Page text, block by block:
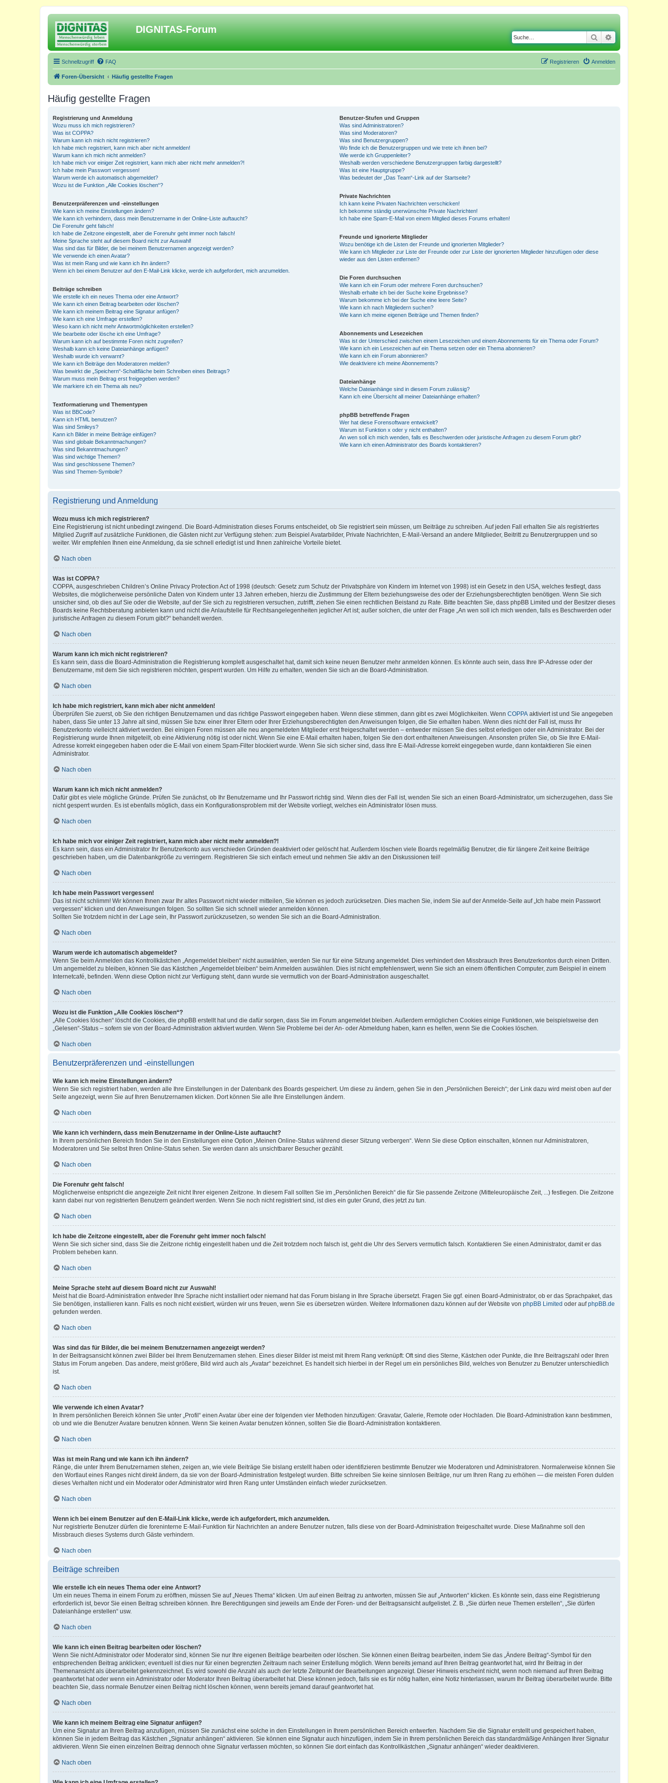
DIGNITAS-Forum
Suche
Schnellzugriff FAQ Anmelden
Registrieren
Foren-Übersicht Häufig gestellte Fragen
Häufig gestellte Fragen
Registrierung und Anmeldung
Wozu muss ich mich registrieren?
Was ist COPPA?
Warum kann ich mich nicht registrieren?
Ich habe mich registriert, kann mich aber nicht anmelden!
Warum kann ich mich nicht anmelden?
Ich habe mich vor einiger Zeit registriert, kann mich aber nicht mehr anmelden?!
Ich habe mein Passwort vergessen!
Warum werde ich automatisch abgemeldet?
Wozu ist die Funktion „Alle Cookies löschen“?
Benutzerpräferenzen und -einstellungen
Wie kann ich meine Einstellungen ändern?
Wie kann ich verhindern, dass mein Benutzername in der Online-Liste auftaucht?
Die Forenuhr geht falsch!
Ich habe die Zeitzone eingestellt, aber die Forenuhr geht immer noch falsch!
Meine Sprache steht auf diesem Board nicht zur Auswahl!
Was sind das für Bilder, die bei meinem Benutzernamen angezeigt werden?
Wie verwende ich einen Avatar?
Was ist mein Rang und wie kann ich ihn ändern?
Wenn ich bei einem Benutzer auf den E-Mail-Link klicke, werde ich aufgefordert, mich anzumelden.
Beiträge schreiben
Wie erstelle ich ein neues Thema oder eine Antwort?
Wie kann ich einen Beitrag bearbeiten oder löschen?
Wie kann ich meinem Beitrag eine Signatur anfügen?
Wie kann ich eine Umfrage erstellen?
Wieso kann ich nicht mehr Antwortmöglichkeiten erstellen?
Wie bearbeite oder lösche ich eine Umfrage?
Warum kann ich auf bestimmte Foren nicht zugreifen?
Weshalb kann ich keine Dateianhänge anfügen?
Weshalb wurde ich verwarnt?
Wie kann ich Beiträge den Moderatoren melden?
Was bewirkt die „Speichern“-Schaltfläche beim Schreiben eines Beitrags?
Warum muss mein Beitrag erst freigegeben werden?
Wie markiere ich ein Thema als neu?
Textformatierung und Thementypen
Was ist BBCode?
Kann ich HTML benutzen?
Was sind Smileys?
Kann ich Bilder in meine Beiträge einfügen?
Was sind globale Bekanntmachungen?
Was sind Bekanntmachungen?
Was sind wichtige Themen?
Was sind geschlossene Themen?
Was sind Themen-Symbole?
Benutzer-Stufen und Gruppen
Was sind Administratoren?
Was sind Moderatoren?
Was sind Benutzergruppen?
Wo finde ich die Benutzergruppen und wie trete ich ihnen bei?
Wie werde ich Gruppenleiter?
Weshalb werden verschiedene Benutzergruppen farbig dargestellt?
Was ist eine Hauptgruppe?
Was bedeutet der „Das Team“-Link auf der Startseite?
Private Nachrichten
Ich kann keine Privaten Nachrichten verschicken!
Ich bekomme ständig unerwünschte Private Nachrichten!
Ich habe eine Spam-E-Mail von einem Mitglied dieses Forums erhalten!
Freunde und ignorierte Mitglieder
Wozu benötige ich die Listen der Freunde und ignorierten Mitglieder?
Wie kann ich Mitglieder zur Liste der Freunde oder zur Liste der ignorierten Mitglieder hinzufügen oder diese
wieder aus den Listen entfernen?
Die Foren durchsuchen
Wie kann ich ein Forum oder mehrere Foren durchsuchen?
Weshalb erhalte ich bei der Suche keine Ergebnisse?
Warum bekomme ich bei der Suche eine leere Seite?
Wie kann ich nach Mitgliedern suchen?
Wie kann ich meine eigenen Beiträge und Themen finden?
Abonnements und Lesezeichen
Was ist der Unterschied zwischen einem Lesezeichen und einem Abonnements für ein Thema oder Forum?
Wie kann ich ein Lesezeichen auf ein Thema setzen oder ein Thema abonnieren?
Wie kann ich ein Forum abonnieren?
Wie deaktiviere ich meine Abonnements?
Dateianhänge
Welche Dateianhänge sind in diesem Forum zulässig?
Kann ich eine Übersicht all meiner Dateianhänge erhalten?
phpBB betreffende Fragen
Wer hat diese Forensoftware entwickelt?
Warum ist Funktion x oder y nicht enthalten?
An wen soll ich mich wenden, falls es Beschwerden oder juristische Anfragen zu diesem Forum gibt?
Wie kann ich einen Administrator des Boards kontaktieren?
Registrierung und Anmeldung
Wozu muss ich mich registrieren?
Eine Registrierung ist nicht unbedingt zwingend. Die Board-Administration dieses Forums entscheidet, ob Sie registriert sein müssen, um Beiträge zu schreiben. Auf jeden Fall erhalten Sie als registriertes
Mitglied Zugriff auf zusätzliche Funktionen, die Gästen nicht zur Verfügung stehen: zum Beispiel Avatarbilder, Private Nachrichten, E-Mail-Versand an andere Mitglieder, Beitritt zu Benutzergruppen und so
weiter. Wir empfehlen Ihnen eine Anmeldung, da sie schnell erledigt ist und Ihnen zahlreiche Vorteile bietet.
Nach oben
Was ist COPPA?
COPPA, ausgeschrieben Children’s Online Privacy Protection Act of 1998 (deutsch: Gesetz zum Schutz der Privatsphäre von Kindern im Internet von 1998) ist ein Gesetz in den USA, welches festlegt, dass
Websites, die möglicherweise persönliche Daten von Kindern unter 13 Jahren erheben, hierzu die Zustimmung der Eltern beziehungsweise des oder der Erziehungsberechtigten benötigen. Wenn Sie sich
unsicher sind, ob dies auf Sie oder die Website, auf der Sie sich zu registrieren versuchen, zutrifft, ziehen Sie einen rechtlichen Beistand zu Rate. Bitte beachten Sie, dass phpBB Limited und der Besitzer dieses
Boards keine Rechtsberatung anbieten kann und nicht die Anlaufstelle für Rechtsangelegenheiten jeglicher Art ist; außer solchen, die unter der Frage „An wen soll ich mich wenden, falls es Beschwerden oder
juristische Anfragen zu diesem Forum gibt?“ behandelt werden.
Nach oben
Warum kann ich mich nicht registrieren?
Es kann sein, dass die Board-Administration die Registrierung komplett ausgeschaltet hat, damit sich keine neuen Benutzer mehr anmelden können. Es könnte auch sein, dass Ihre IP-Adresse oder der
Benutzername, mit dem Sie sich registrieren möchten, gesperrt wurden. Um Hilfe zu erhalten, wenden Sie sich an die Board-Administration.
Nach oben
Ich habe mich registriert, kann mich aber nicht anmelden!
Überprüfen Sie zuerst, ob Sie den richtigen Benutzernamen und das richtige Passwort eingegeben haben. Wenn diese stimmen, dann gibt es zwei Möglichkeiten. Wenn COPPA aktiviert ist und Sie angegeben
haben, dass Sie unter 13 Jahre alt sind, müssen Sie bzw. einer Ihrer Eltern oder Ihrer Erziehungsberechtigten den Anweisungen folgen, die Sie erhalten haben. Wenn dies nicht der Fall ist, muss Ihr
Benutzerkonto vielleicht aktiviert werden. Bei einigen Foren müssen alle neu angemeldeten Mitglieder erst freigeschaltet werden – entweder müssen Sie dies selbst erledigen oder ein Administrator. Bei der
Registrierung wurde Ihnen mitgeteilt, ob eine Aktivierung nötig ist oder nicht. Wenn Sie eine E-Mail erhalten haben, folgen Sie den dort enthaltenen Anweisungen. Ansonsten prüfen Sie, ob Sie Ihre E-Mail-
Adresse korrekt eingegeben haben oder die E-Mail von einem Spam-Filter blockiert wurde. Wenn Sie sich sicher sind, dass Ihre E-Mail-Adresse korrekt eingegeben wurde, dann kontaktieren Sie einen
Administrator.
Nach oben
Warum kann ich mich nicht anmelden?
Dafür gibt es viele mögliche Gründe. Prüfen Sie zunächst, ob Ihr Benutzername und Ihr Passwort richtig sind. Wenn dies der Fall ist, wenden Sie sich an einen Board-Administrator, um sicherzugehen, dass Sie
nicht gesperrt wurden. Es ist ebenfalls möglich, dass ein Konfigurationsproblem mit der Website vorliegt, welches ein Administrator lösen muss.
Nach oben
Ich habe mich vor einiger Zeit registriert, kann mich aber nicht mehr anmelden?!
Es kann sein, dass ein Administrator Ihr Benutzerkonto aus verschieden Gründen deaktiviert oder gelöscht hat. Außerdem löschen viele Boards regelmäßig Benutzer, die für längere Zeit keine Beiträge
geschrieben haben, um die Datenbankgröße zu verringern. Registrieren Sie sich einfach erneut und nehmen Sie aktiv an den Diskussionen teil!
Nach oben
Ich habe mein Passwort vergessen!
Das ist nicht schlimm! Wir können Ihnen zwar Ihr altes Passwort nicht wieder mitteilen, Sie können es jedoch zurücksetzen. Dies machen Sie, indem Sie auf der Anmelde-Seite auf „Ich habe mein Passwort
vergessen“ klicken und den Anweisungen folgen. So sollten Sie sich schnell wieder anmelden können.
Sollten Sie trotzdem nicht in der Lage sein, Ihr Passwort zurückzusetzen, so wenden Sie sich an die Board-Administration.
Nach oben
Warum werde ich automatisch abgemeldet?
Wenn Sie beim Anmelden das Kontrollkästchen „Angemeldet bleiben“ nicht auswählen, werden Sie nur für eine Sitzung angemeldet. Dies verhindert den Missbrauch Ihres Benutzerkontos durch einen Dritten.
Um angemeldet zu bleiben, können Sie das Kästchen „Angemeldet bleiben“ beim Anmelden auswählen. Dies ist nicht empfehlenswert, wenn Sie sich an einem öffentlichen Computer, zum Beispiel in einem
Internetcafé, befinden. Wenn diese Option nicht zur Verfügung steht, dann wurde sie vermutlich von der Board-Administration ausgeschaltet.
Nach oben
Wozu ist die Funktion „Alle Cookies löschen“?
„Alle Cookies löschen“ löscht die Cookies, die phpBB erstellt hat und die dafür sorgen, dass Sie im Forum angemeldet bleiben. Außerdem ermöglichen Cookies einige Funktionen, wie beispielsweise den
„Gelesen“-Status – sofern sie von der Board-Administration aktiviert wurden. Wenn Sie Probleme bei der An- oder Abmeldung haben, kann es helfen, wenn Sie die Cookies löschen.
Nach oben
Benutzerpräferenzen und -einstellungen
Wie kann ich meine Einstellungen ändern?
Wenn Sie sich registriert haben, werden alle Ihre Einstellungen in der Datenbank des Boards gespeichert. Um diese zu ändern, gehen Sie in den „Persönlichen Bereich“; der Link dazu wird meist oben auf der
Seite angezeigt, wenn Sie auf Ihren Benutzernamen klicken. Dort können Sie alle Ihre Einstellungen ändern.
Nach oben
Wie kann ich verhindern, dass mein Benutzername in der Online-Liste auftaucht?
In Ihrem persönlichen Bereich finden Sie in den Einstellungen eine Option „Meinen Online-Status während dieser Sitzung verbergen“. Wenn Sie diese Option einschalten, können nur Administratoren,
Moderatoren und Sie selbst Ihren Online-Status sehen. Sie werden dann als unsichtbarer Besucher gezählt.
Nach oben
Die Forenuhr geht falsch!
Möglicherweise entspricht die angezeigte Zeit nicht Ihrer eigenen Zeitzone. In diesem Fall sollten Sie im „Persönlichen Bereich“ die für Sie passende Zeitzone (Mitteleuropäische Zeit, ...) festlegen. Die Zeitzone
kann dabei nur von registrierten Benutzern geändert werden. Wenn Sie noch nicht registriert sind, ist dies ein guter Grund, dies jetzt zu tun.
Nach oben
Ich habe die Zeitzone eingestellt, aber die Forenuhr geht immer noch falsch!
Wenn Sie sich sicher sind, dass Sie die Zeitzone richtig eingestellt haben und die Zeit trotzdem noch falsch ist, geht die Uhr des Servers vermutlich falsch. Kontaktieren Sie einen Administrator, damit er das
Problem beheben kann.
Nach oben
Meine Sprache steht auf diesem Board nicht zur Auswahl!
Meist hat die Board-Administration entweder Ihre Sprache nicht installiert oder niemand hat das Forum bislang in Ihre Sprache übersetzt. Fragen Sie ggf. einen Board-Administrator, ob er das Sprachpaket, das
Sie benötigen, installieren kann. Falls es noch nicht existiert, würden wir uns freuen, wenn Sie es übersetzen würden. Weitere Informationen dazu können auf der Website von phpBB Limited oder aufphpBB.de
gefunden werden.
Nach oben
Was sind das für Bilder, die bei meinem Benutzernamen angezeigt werden?
In der Beitragsansicht können zwei Bilder bei Ihrem Benutzernamen stehen. Eines dieser Bilder ist meist mit Ihrem Rang verknüpft: Oft sind dies Sterne, Kästchen oder Punkte, die Ihre Beitragszahl oder Ihren
Status im Forum angeben. Das andere, meist größere, Bild wird auch als „Avatar“ bezeichnet. Es handelt sich hierbei in der Regel um ein persönliches Bild, welches von Benutzer zu Benutzer unterschiedlich
ist.
Nach oben
Wie verwende ich einen Avatar?
In Ihrem persönlichen Bereich können Sie unter „Profil“ einen Avatar über eine der folgenden vier Methoden hinzufügen: Gravatar, Galerie, Remote oder Hochladen. Die Board-Administration kann bestimmen,
ob und wie die Benutzer Avatare benutzen können. Wenn Sie keinen Avatar benutzen können, sollten Sie die Board-Administration kontaktieren.
Nach oben
Was ist mein Rang und wie kann ich ihn ändern?
Ränge, die unter Ihrem Benutzernamen stehen, zeigen an, wie viele Beiträge Sie bislang erstellt haben oder identifizieren bestimmte Benutzer wie Moderatoren und Administratoren. Normalerweise können Sie
den Wortlaut eines Ranges nicht direkt ändern, da sie von der Board-Administration festgelegt wurden. Bitte schreiben Sie keine sinnlosen Beiträge, nur um Ihren Rang zu erhöhen — die meisten Foren dulden
dieses Verhalten nicht und ein Moderator oder Administrator wird Ihren Rang unter Umständen einfach wieder zurücksetzen.
Nach oben
Wenn ich bei einem Benutzer auf den E-Mail-Link klicke, werde ich aufgefordert, mich anzumelden.
Nur registrierte Benutzer dürfen die foreninterne E-Mail-Funktion für Nachrichten an andere Benutzer nutzen, falls diese von der Board-Administration freigeschaltet wurde. Diese Maßnahme soll den
Missbrauch dieses Systems durch Gäste verhindern.
Nach oben
Beiträge schreiben
Wie erstelle ich ein neues Thema oder eine Antwort?
Um ein neues Thema in einem Forum zu eröffnen, müssen Sie auf „Neues Thema“ klicken. Um auf einen Beitrag zu antworten, müssen Sie auf „Antworten“ klicken. Es könnte sein, dass eine Registrierung
erforderlich ist, bevor Sie einen Beitrag schreiben können. Ihre Berechtigungen sind jeweils am Ende der Foren- und der Beitragsansicht aufgelistet. Z. B. „Sie dürfen neue Themen erstellen“, „Sie dürfen
Dateianhänge erstellen“ usw.
Nach oben
Wie kann ich einen Beitrag bearbeiten oder löschen?
Wenn Sie nicht Administrator oder Moderator sind, können Sie nur Ihre eigenen Beiträge bearbeiten oder löschen. Sie können einen Beitrag bearbeiten, indem Sie das „Ändere Beitrag“-Symbol für den
entsprechenden Beitrag anklicken; eventuell ist dies nur für einen begrenzten Zeitraum nach seiner Erstellung möglich. Wenn bereits jemand auf Ihren Beitrag geantwortet hat, wird Ihr Beitrag in der
Themenansicht als überarbeitet gekennzeichnet. Es wird sowohl die Anzahl als auch der letzte Zeitpunkt der Bearbeitungen angezeigt. Dieser Hinweis erscheint nicht, wenn noch niemand auf Ihren Beitrag
geantwortet hat oder wenn ein Administrator oder Moderator Ihren Beitrag überarbeitet hat. Diese können jedoch, falls sie es für nötig halten, eine Notiz hinterlassen, warum Ihr Beitrag überarbeitet wurde. Bitte
beachten Sie, dass normale Benutzer einen Beitrag nicht löschen können, wenn bereits jemand darauf geantwortet hat.
Nach oben
Wie kann ich meinem Beitrag eine Signatur anfügen?
Um eine Signatur an Ihren Beitrag anzufügen, müssen Sie zunächst eine solche in den Einstellungen in Ihrem persönlichen Bereich entwerfen. Nachdem Sie die Signatur erstellt und gespeichert haben,
können Sie in jedem Beitrag das Kästchen „Signatur anhängen“ aktivieren. Sie können eine Signatur auch hinzufügen, indem Sie in Ihrem persönlichen Bereich das standardmäßige Anhängen Ihrer Signatur
aktivieren. Wenn Sie einen einzelnen Beitrag dennoch ohne Signatur verfassen möchten, so können Sie dort einfach das Kontrollkästchen „Signatur anhängen“ wieder deaktivieren.
Nach oben